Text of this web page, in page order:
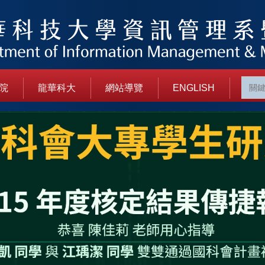
龍華科大 網站導覽 ENGLISH